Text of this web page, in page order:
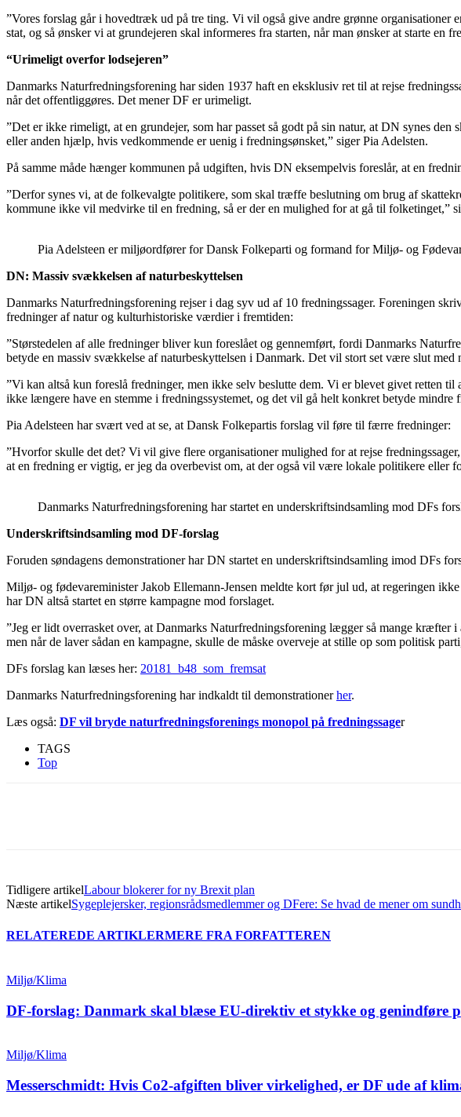
”Vores forslag går i hovedtræk ud på tre ting. Vi vil også give andre grønne
stat, og så ønsker vi at grundejeren skal informeres fra starten, når man ønsker at starte en
“Urimeligt overfor lodsejeren”
Danmarks Naturfredningsforening har siden 1937 haft en eksklusiv ret til at rejse
når det offentliggøres. Det mener DF er urimeligt.
”Det er ikke rimeligt, at en grundejer, som har passet så godt på sin natur, at DN synes
eller anden hjælp, hvis vedkommende er uenig i fredningsønsket,” siger Pia Adelsten.
På samme måde hænger kommunen på udgiften, hvis DN eksempelvis foreslår, at en
”Derfor synes vi, at de folkevalgte politikere, som skal træffe beslutning om brug af
kommune ikke vil medvirke til en fredning, så er der en mulighed for at gå til folketinget,”
Pia Adelsteen er miljøordfører for Dansk Folkeparti og formand for Miljø- og
DN: Massiv svækkelsen af naturbeskyttelsen
Danmarks Naturfredningsforening rejser i dag syv ud af 10 fredningssager. Foreningen
fredninger af natur og kulturhistoriske værdier i fremtiden:
”Størstedelen af alle fredninger bliver kun foreslået og gennemført, fordi Danmarks
betyde en massiv svækkelse af naturbeskyttelsen i Danmark. Det vil stort set være slut
”Vi kan altså kun foreslå fredninger, men ikke selv beslutte dem. Vi er blevet givet retten
ikke længere have en stemme i fredningssystemet, og det vil gå helt konkret betyde mindre
Pia Adelsteen har svært ved at se, at Dansk Folkepartis forslag vil føre til færre fredninger:
”Hvorfor skulle det det? Vi vil give flere organisationer mulighed for at rejse
at en fredning er vigtig, er jeg da overbevist om, at der også vil være lokale politikere eller
Danmarks Naturfredningsforening har startet en underskriftsindsamling mod DFs
Underskriftsindsamling mod DF-forslag
Foruden søndagens demonstrationer har DN startet en underskriftsindsamling imod DFs
Miljø- og fødevareminister Jakob Ellemann-Jensen meldte kort før jul ud, at regeringen
har DN altså startet en større kampagne mod forslaget.
”Jeg er lidt overrasket over, at Danmarks Naturfredningsforening lægger så mange
men når de laver sådan en kampagne, skulle de måske overveje at stille op som politisk
DFs forslag kan læses her: 20181_b48_som_fremsat
Danmarks Naturfredningsforening har indkaldt til demonstrationerher.
Læs også: DF vil bryde naturfredningsforenings monopol på fredningssager
TAGS
Top
Tidligere artikelLabour blokerer for ny Brexit plan
Næste artikelSygeplejersker, regionsrådsmedlemmer og DFere: Se hvad de mener om
RELATEREDE ARTIKLERMERE FRA FORFATTEREN
Miljø/Klima
DF-forslag: Danmark skal blæse EU-direktiv et stykke og genindføre
Miljø/Klima
Messerschmidt: Hvis Co2-afgiften bliver virkelighed, er DF ude af